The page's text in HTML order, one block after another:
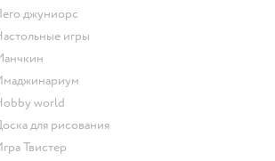
Лего джуниорс
Настольные игры
Манчкин
Имаджинариум
Hobby world
Доска для рисования
Игра Твистер